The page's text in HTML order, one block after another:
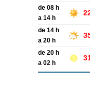
de 08 h
a 14 h
de 14 h
a 20 h
de 20 h
a 02 h